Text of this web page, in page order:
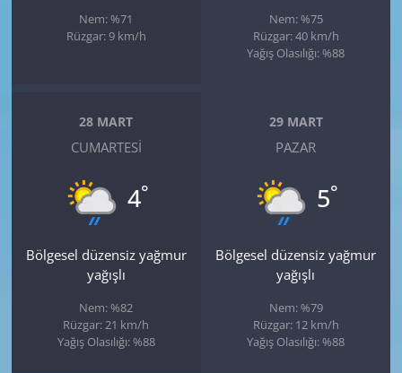
Nem: %71
Rüzgar: 9 km/h
Nem: %75
Rüzgar: 40 km/h
Yağış Olasılığı: %88
28 MART
CUMARTESI
4°
Bölgesel düzensiz yağmur
yağışlı
Nem: %82
Rüzgar: 21 km/h
Yağış Olasılığı: %88
29 MART
PAZAR
5°
Bölgesel düzensiz yağmur
yağışlı
Nem: %79
Rüzgar: 12 km/h
Yağış Olasılığı: %88